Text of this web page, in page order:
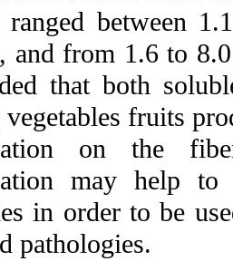
ranged between
and from 1.6 to
that both
vegetables fruits
on the
may help to
in order to be
pathologies.